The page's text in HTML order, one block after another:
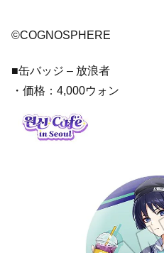
©COGNOSPHERE
■缶バッジ – 放浪者
・価格：4,000ウォン